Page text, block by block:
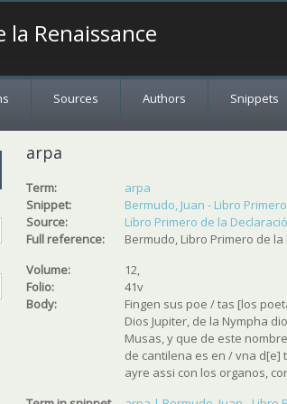
la Renaissance
Sources Authors Snippets
arpa
Term:
arpa
Snippet:
Bermudo, Juan - Libro
Source:
Libro Primero de la
Full reference:
Bermudo, Libro Primero de
Volume:
12,
Folio:
41v
Body:
Fingen sus poe / tas [los
Dios Jupiter, de la Nympha
Musas, y que de este
de cantilena es en / vna d[e]
ayre assi con los organos,